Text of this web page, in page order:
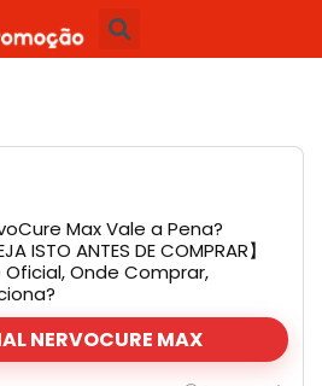
Max Vale a Pena?
ISTO ANTES DE COMPRAR】
Oficial, Onde Comprar,
NERVOCURE MAX